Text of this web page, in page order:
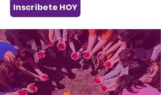
Inscribete HOY